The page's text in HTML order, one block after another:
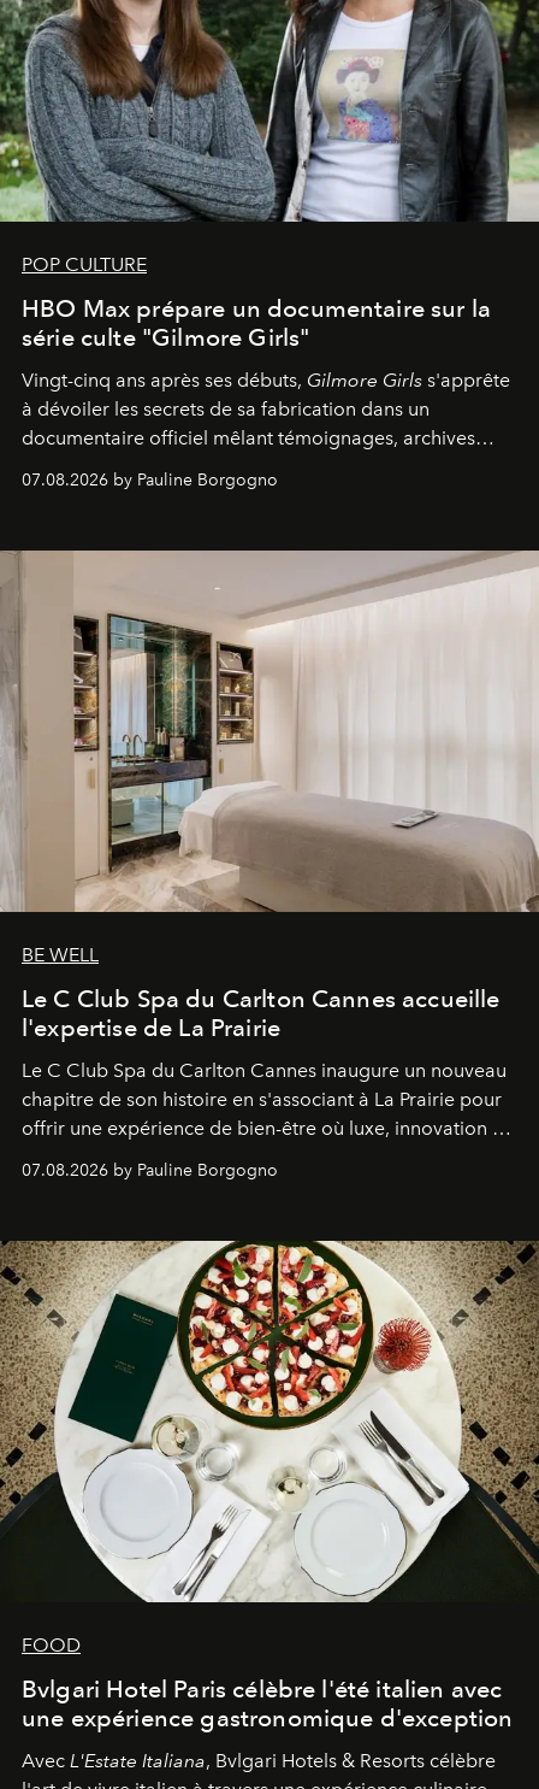
POP CULTURE
HBO Max prépare un documentaire sur la
série culte "Gilmore Girls"
Vingt-cinq ans après ses débuts, Gilmore Girls s'apprête
à dévoiler les secrets de sa fabrication dans un
documentaire officiel mêlant témoignages, archives
inédites et plongée dans les coulisses d'un phénomène
générationnel.
07.08.2026 by Pauline Borgogno
BE WELL
Le C Club Spa du Carlton Cannes accueille
l'expertise de La Prairie
Le C Club Spa du Carlton Cannes inaugure un nouveau
chapitre de son histoire en s'associant à La Prairie pour
offrir une expérience de bien-être où luxe, innovation et
expertise se rencontrent.
07.08.2026 by Pauline Borgogno
FOOD
Bvlgari Hotel Paris célèbre l'été italien avec
une expérience gastronomique d'exception
Avec L'Estate Italiana, Bvlgari Hotels & Resorts célèbre